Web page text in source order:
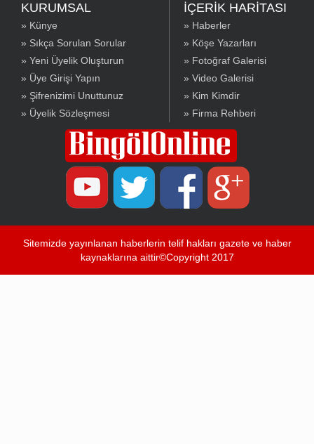
KURUMSAL
» Künye
» Sıkça Sorulan Sorular
» Yeni Üyelik Oluşturun
» Üye Girişi Yapın
» Şifrenizimi Unuttunuz
» Üyelik Sözleşmesi
İÇERİK HARİTASI
» Haberler
» Köşe Yazarları
» Fotoğraf Galerisi
» Video Galerisi
» Kim Kimdir
» Firma Rehberi
Sitemizde yayınlanan haberlerin telif hakları gazete ve haber
kaynaklarına aittir©Copyright 2017